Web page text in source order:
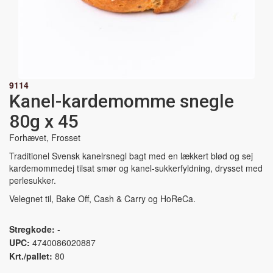
9114
Kanel-kardemomme snegle
80g x 45
Forhævet, Frosset
Traditionel Svensk kanelrsnegl bagt med en lækkert blød og sej
kardemommedej tilsat smør og kanel-sukkerfyldning, drysset med
perlesukker.
Velegnet til, Bake Off, Cash & Carry og HoReCa.
Stregkode: -
UPC: 4740086020887
Krt./pallet: 80